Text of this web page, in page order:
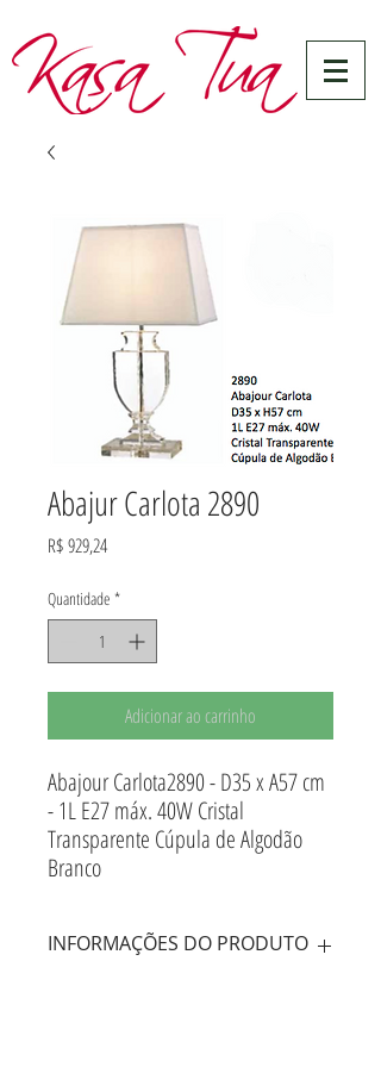
Abajur Carlota 2890
R$ 929,24Preço
Quantidade *
Adicionar ao carrinho
Abajour Carlota2890 - D35 x A57 cm
- 1L E27 máx. 40W Cristal
Transparente Cúpula de Algodão
Branco
INFORMAÇÕES DO PRODUTO